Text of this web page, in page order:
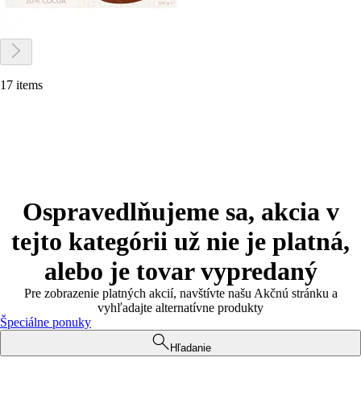
17 items
Ospravedlňujeme sa, akcia v
tejto kategórii už nie je platná,
alebo je tovar vypredaný
Pre zobrazenie platných akcií, navštívte našu Akčnú stránku a
vyhľadajte alternatívne produkty
Špeciálne ponuky
Hľadanie